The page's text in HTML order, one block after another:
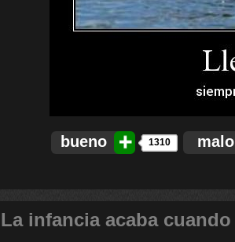
bueno 1310 malo
La infancia acaba cuando